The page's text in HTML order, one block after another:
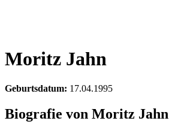
Moritz Jahn
Geburtsdatum: 17.04.1995
Biografie von Moritz Jahn